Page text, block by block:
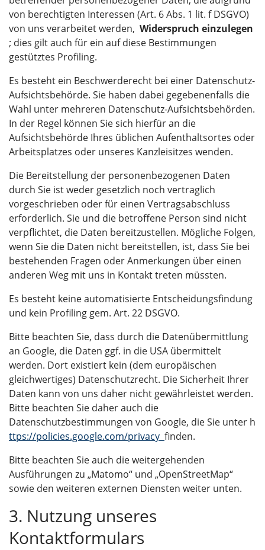
von berechtigten Interessen (Art. 6 Abs. 1 lit. f DSGVO)
von uns verarbeitet werden, Widerspruch einzulegen
; dies gilt auch für ein auf diese Bestimmungen
gestütztes Profiling.
Es besteht ein Beschwerderecht bei einer Datenschutz-
Aufsichtsbehörde. Sie haben dabei gegebenenfalls die
Wahl unter mehreren Datenschutz-Aufsichtsbehörden.
In der Regel können Sie sich hierfür an die
Aufsichtsbehörde Ihres üblichen Aufenthaltsortes oder
Arbeitsplatzes oder unseres Kanzleisitzes wenden.
Die Bereitstellung der personenbezogenen Daten
durch Sie ist weder gesetzlich noch vertraglich
vorgeschrieben oder für einen Vertragsabschluss
erforderlich. Sie und die betroffene Person sind nicht
verpflichtet, die Daten bereitzustellen. Mögliche Folgen,
wenn Sie die Daten nicht bereitstellen, ist, dass Sie bei
bestehenden Fragen oder Anmerkungen über einen
anderen Weg mit uns in Kontakt treten müssten.
Es besteht keine automatisierte Entscheidungsfindung
und kein Profiling gem. Art. 22 DSGVO.
Bitte beachten Sie, dass durch die Datenübermittlung
an Google, die Daten ggf. in die USA übermittelt
werden. Dort existiert kein (dem europäischen
gleichwertiges) Datenschutzrecht. Die Sicherheit Ihrer
Daten kann von uns daher nicht gewährleistet werden.
Bitte beachten Sie daher auch die
Datenschutzbestimmungen von Google, die Sie unter h
ttps://policies.google.com/privacy finden.
Bitte beachten Sie auch die weitergehenden
Ausführungen zu „Matomo“ und „OpenStreetMap“
sowie den weiteren externen Diensten weiter unten.
3. Nutzung unseres
Kontaktformulars